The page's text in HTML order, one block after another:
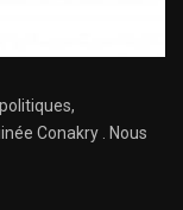
Conakry . Nous